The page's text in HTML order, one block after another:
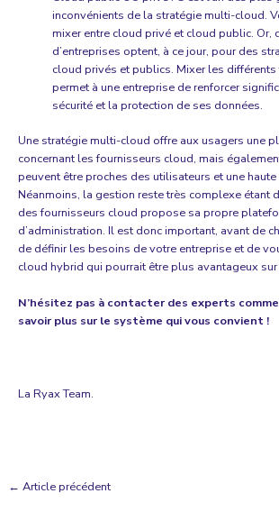
inconvénients de la stratégie multi-cloud.
mixer entre cloud privé et cloud public. Or,
d’entreprises optent, à ce jour, pour des
cloud privés et publics. Mixer les
permet à une entreprise de renforcer
sécurité et la protection de ses données.
Une stratégie multi-cloud offre aux usagers une
concernant les fournisseurs cloud, mais
peuvent être proches des utilisateurs et une
Néanmoins, la gestion reste très complexe étant
des fournisseurs cloud propose sa propre
d’administration. Il est donc important, avant de
de définir les besoins de votre entreprise et de
cloud hybrid qui pourrait être plus avantageux
N’hésitez pas à contacter des experts
savoir plus sur le système qui vous convient !
La Ryax Team.
← Article précédent